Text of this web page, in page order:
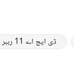
ڈی ایچ اے 11 رہبر سیکٹر 2 ایکسٹینشن